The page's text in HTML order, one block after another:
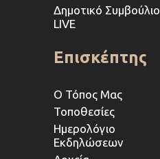
Δημοτικό Συμβούλιο
LIVE
Επισκέπτης
Ο Τόπος Μας
Τοποθεσίες
Ημερολόγιο
Εκδηλώσεων